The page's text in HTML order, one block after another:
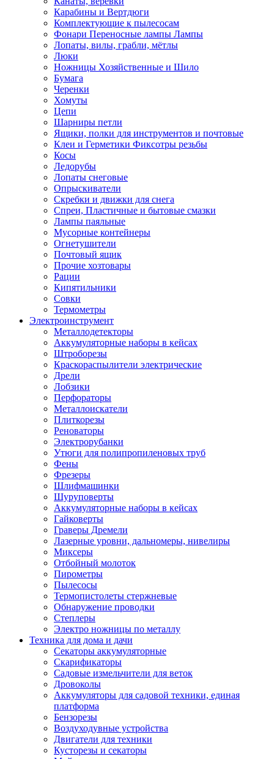
Карабины и Вертдюги
Комплектующие к пылесосам
Фонари Переносные лампы Лампы
Лопаты, вилы, грабли, мётлы
Люки
Ножницы Хозяйственные и Шило
Бумага
Черенки
Хомуты
Цепи
Шарниры петли
Ящики, полки для инструментов и почтовые
Клеи и Герметики Фиксотры резьбы
Косы
Ледорубы
Лопаты снеговые
Опрыскиватели
Скребки и движки для снега
Спреи, Пластичные и бытовые смазки
Лампы паяльные
Мусорные контейнеры
Огнетушители
Почтовый ящик
Прочие хозтовары
Рации
Кипятильники
Совки
Термометры
Электроинструмент
Металлодетекторы
Аккумуляторные наборы в кейсах
Штроборезы
Краскораспылители электрические
Дрели
Лобзики
Перфораторы
Металлоискатели
Плиткорезы
Реноваторы
Электрорубанки
Утюги для полипропиленовых труб
Фены
Фрезеры
Шлифмашинки
Шуруповерты
Аккумуляторные наборы в кейсах
Гайковерты
Граверы Дремели
Лазерные уровни, дальномеры, нивелиры
Миксеры
Отбойный молоток
Пирометры
Пылесосы
Термопистолеты стержневые
Обнаружение проводки
Степлеры
Электро ножницы по металлу
Техника для дома и дачи
Секаторы аккумуляторные
Скарификаторы
Садовые измельчители для веток
Дровоколы
Аккумуляторы для садовой техники, единая
платформа
Бензорезы
Воздуходувные устройства
Двигатели для техники
Кусторезы и секаторы